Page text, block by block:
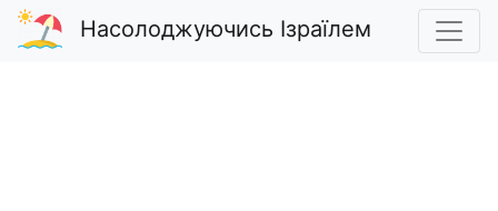
Насолоджуючись Ізраїлем